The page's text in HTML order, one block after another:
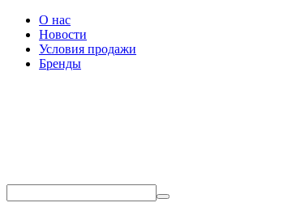
О нас
Новости
Условия продажи
Бренды